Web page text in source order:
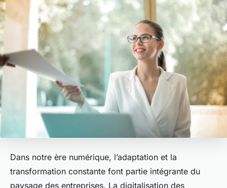
Dans notre ère numérique, l’adaptation et la
transformation constante font partie intégrante du
paysage des entreprises. La digitalisation des